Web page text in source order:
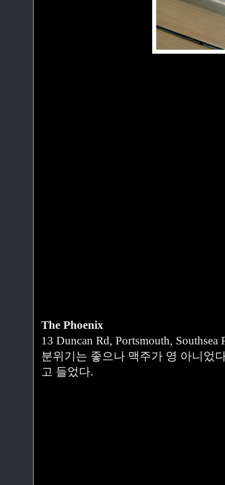
The Phoenix
13 Duncan Rd, Portsmouth, Southsea
분위기는 좋으나 맥주가 영 아니었
고 들었다.